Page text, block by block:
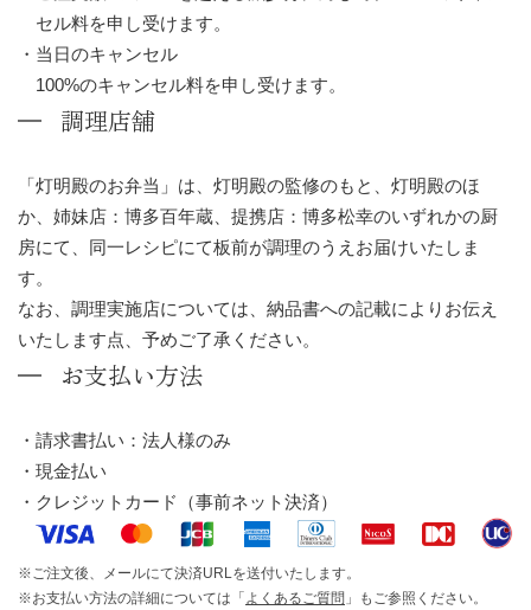
セル料を申し受けます。
当日のキャンセル
100%のキャンセル料を申し受けます。
調理店舗
「灯明殿のお弁当」は、灯明殿の監修のもと、灯明殿のほ
か、姉妹店：博多百年蔵、提携店：博多松幸のいずれかの厨
房にて、同一レシピにて板前が調理のうえお届けいたしま
す。
なお、調理実施店については、納品書への記載によりお伝え
いたします点、予めご了承ください。
お支払い方法
請求書払い：法人様のみ
現金払い
クレジットカード（事前ネット決済）
ご注文後、メールにて決済URLを送付いたします。
お支払い方法の詳細については「 よくあるご質問 」もご参照ください。